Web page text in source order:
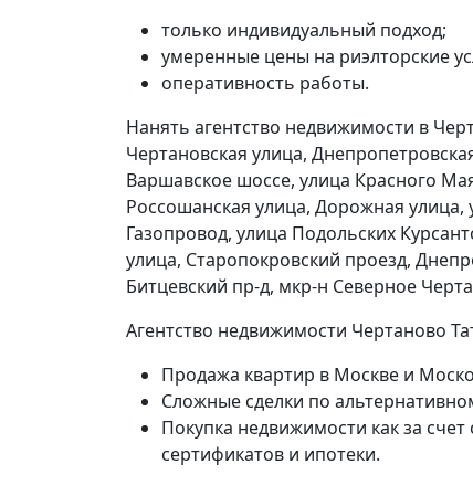
только индивидуальный подход;
умеренные цены на риэлторские
оперативность работы.
Нанять агентство недвижимости в
Чертановская улица,
Варшавское шоссе, улица Красного
Россошанская улица, Дорожная
Газопровод, улица Подольских
улица, Старопокровский проезд,
Битцевский пр-д, мкр-н Северное
Агентство недвижимости Чертаново
Продажа квартир в Москве и
Сложные сделки по
Покупка недвижимости как за
сертификатов и ипотеки.